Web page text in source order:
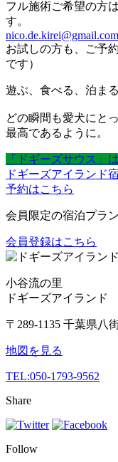
フル施術ご希望の方
す。
nico.de.kirei@gmail.com
お試しの方も、ご予
です）
遊ぶ、食べる、泊まる
どの瞬間も愛犬にと
最高であるように。
「ドギーズサウス」
ドギーズアイランド
予約はこちら
会員限定の宿泊プラ
会員登録はこちら
小谷流の里
ドギーズアイランド
〒289-1135 千葉県八
地図を見る
TEL:050-1793-9562
Share
Follow